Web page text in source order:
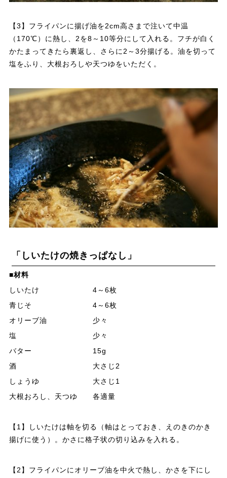
【3】フライパンに揚げ油を2cm高さまで注いて中温
（170℃）に熱し、2を8～10等分にして入れる。フチが白く
かたまってきたら裏返し、さらに2～3分揚げる。油を切って
塩をふり、大根おろしや天つゆをいただく。
「しいたけの焼きっぱなし」
■材料
しいたけ 4～6枚
青じそ 4～6枚
オリーブ油 少々
塩 少々
バター 15g
酒 大さじ2
しょうゆ 大さじ1
大根おろし、天つゆ 各適量
【1】しいたけは軸を切る（軸はとっておき、えのきのかき
揚げに使う）。かさに格子状の切り込みを入れる。
【2】フライパンにオリーブ油を中火で熱し、かさを下にし